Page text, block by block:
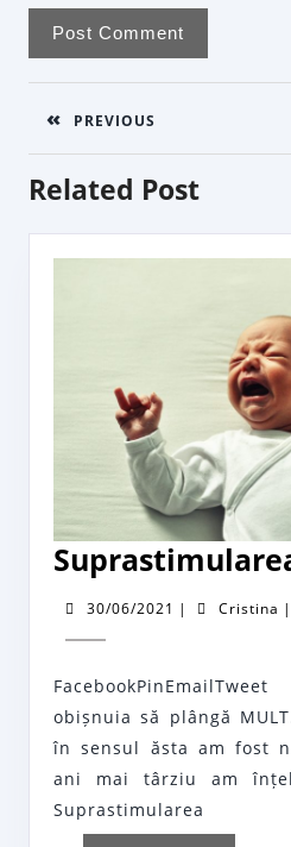
Post
navigation
PREVIOUS
post:
Related Post
30/06/2021 30/06/2021
| Cristina |
obișnuia să plângă
în sensul ăsta am fost
ani mai târziu am
Suprastimularea